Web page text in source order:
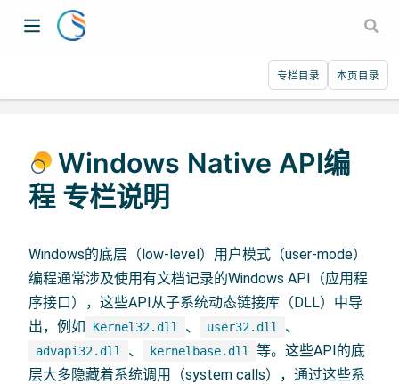
专栏目录 本页目录
Windows Native API编
程 专栏说明
Windows的底层（low-level）用户模式（user-mode）
编程通常涉及使用有文档记录的Windows API（应用程
序接口），这些API从子系统动态链接库（DLL）中导
出，例如
Kernel32.dll 、 user32.dll 、
advapi32.dll 、 kernelbase.dll
等。这些API的底
层大多隐藏着系统调用（system calls），通过这些系